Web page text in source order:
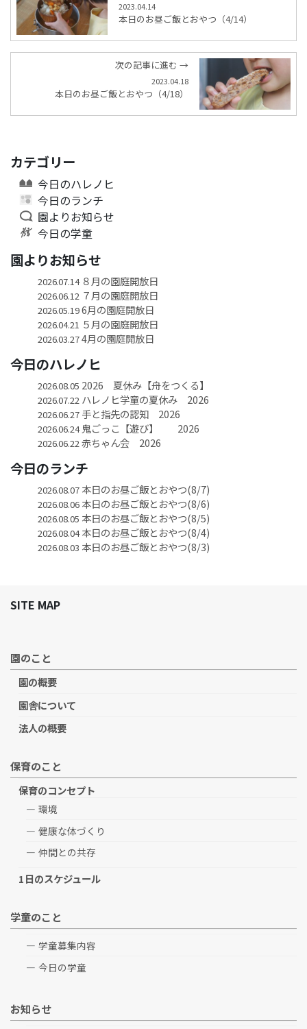
2023.04.14
本日のお昼ご飯とおやつ（4/14）
次の記事に進む →
2023.04.18
本日のお昼ご飯とおやつ（4/18）
カテゴリー
今日のハレノヒ
今日のランチ
園よりお知らせ
今日の学童
園よりお知らせ
2026.07.14８月の園庭開放日
2026.06.12７月の園庭開放日
2026.05.196月の園庭開放日
2026.04.21 ５月の園庭開放日
2026.03.274月の園庭開放日
今日のハレノヒ
2026.08.05 2026 夏休み【舟をつくる】
2026.07.22ハレノヒ学童の夏休み 2026
2026.06.27手と指先の認知 2026
2026.06.24鬼ごっこ【遊び】 2026
2026.06.22赤ちゃん会 2026
今日のランチ
2026.08.07本日のお昼ご飯とおやつ(8/7)
2026.08.06本日のお昼ご飯とおやつ(8/6)
2026.08.05 本日のお昼ご飯とおやつ(8/5)
2026.08.04本日のお昼ご飯とおやつ(8/4)
2026.08.03 本日のお昼ご飯とおやつ(8/3)
SITE MAP
園のこと
園の概要
園舎について
法人の概要
保育のこと
保育のコンセプト
環境
健康な体づくり
仲間との共存
1日のスケジュール
学童のこと
学童募集内容
今日の学童
お知らせ